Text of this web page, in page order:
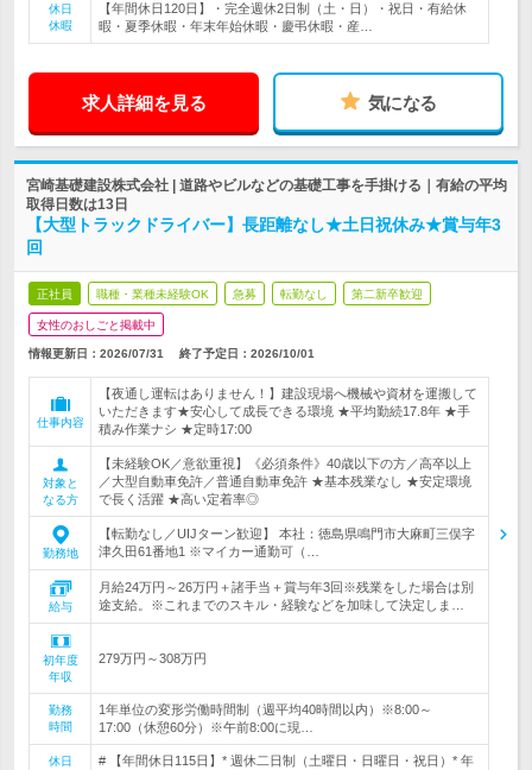
休日
休暇
【年間休日120日】・完全週休2日制（土・日）・祝日・有給休
暇・夏季休暇・年末年始休暇・慶弔休暇・産…
求人詳細を見る 気になる
宮崎基礎建設株式会社 | 道路やビルなどの基礎工事を手掛ける｜有給の平均
取得日数は13日
【大型トラックドライバー】長距離なし★土日祝休み★賞与年3
回
正社員 職種・業種未経験OK 急募 転勤なし 第二新卒歓迎
女性のおしごと掲載中
情報更新日：2026/07/31 終了予定日： 2026/10/01
仕事内容
【夜通し運転はありません！】建設現場へ機械や資材を運搬して
いただきます★安心して成長できる環境 ★平均勤続17.8年 ★手
積み作業ナシ ★定時17:00
対象と
なる方
【未経験OK／意欲重視】《必須条件》40歳以下の方／高卒以上
／大型自動車免許／普通自動車免許 ★基本残業なし ★安定環境
で長く活躍 ★高い定着率◎
勤務地
【転勤なし／UIJターン歓迎】 本社：徳島県鳴門市大麻町三俣字
津久田61番地1 ※マイカー通勤可（…
給与
月給24万円～26万円＋諸手当＋賞与年3回※残業をした場合は別
途支給。※これまでのスキル・経験などを加味して決定しま…
初年度
年収
279万円～308万円
勤務
時間
1年単位の変形労働時間制（週平均40時間以内）※8:00～
17:00（休憩60分）※午前8:00に現…
休日
# 【年間休日115日】* 週休二日制（土曜日・日曜日・祝日）* 年